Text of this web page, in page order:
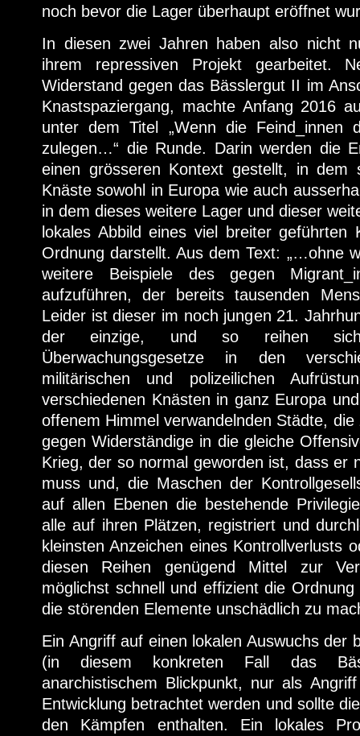
noch bevor die Lager überhaupt eröffnet
In diesen zwei Jahren haben also nicht
ihrem repressiven Projekt gearbeitet.
Widerstand gegen das Bässlergut II im
Knastspaziergang, machte Anfang 2016
unter dem Titel „Wenn die Feind_innen
zulegen…“ die Runde. Darin werden die
einen grösseren Kontext gestellt, in dem
Knäste sowohl in Europa wie auch
in dem dieses weitere Lager und dieser
lokales Abbild eines viel breiter geführten
Ordnung darstellt. Aus dem Text: „…ohne
weitere Beispiele des gegen
aufzuführen, der bereits tausenden
Leider ist dieser im noch jungen 21.
der einzige, und so reihen sich
Überwachungsgesetze in den
militärischen und polizeilichen
verschiedenen Knästen in ganz Europa
offenem Himmel verwandelnden Städte,
gegen Widerständige in die gleiche
Krieg, der so normal geworden ist, dass er
muss und, die Maschen der
auf allen Ebenen die bestehende
alle auf ihren Plätzen, registriert und
kleinsten Anzeichen eines Kontrollverlusts
diesen Reihen genügend Mittel zur
möglichst schnell und effizient die
die störenden Elemente unschädlich zu
Ein Angriff auf einen lokalen Auswuchs der
(in diesem konkreten Fall das
anarchistischem Blickpunkt, nur als
Entwicklung betrachtet werden und sollte
den Kämpfen enthalten. Ein lokales